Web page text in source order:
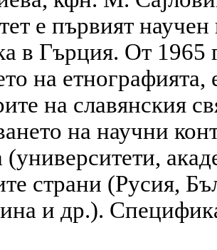
е първият
в Гърция. От 1965
на етнографията,
на славянския
на научни
(университети,
страни (Русия,
и др.).